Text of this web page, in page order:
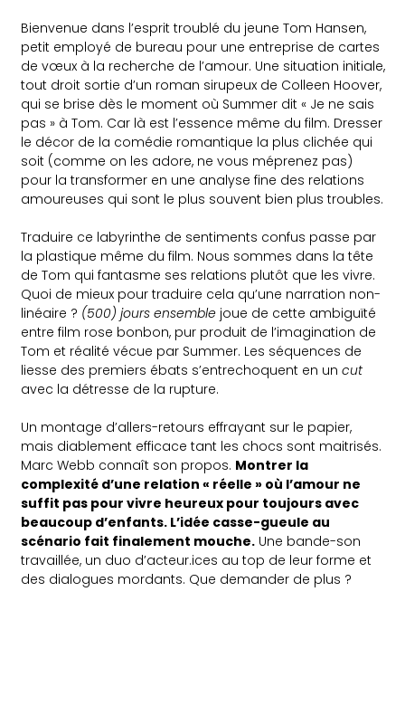
Bienvenue dans l’esprit troublé du jeune Tom Hansen,
petit employé de bureau pour une entreprise de cartes
de vœux à la recherche de l’amour. Une situation initiale,
tout droit sortie d’un roman sirupeux de Colleen Hoover,
qui se brise dès le moment où Summer dit « Je ne sais
pas » à Tom. Car là est l’essence même du film. Dresser
le décor de la comédie romantique la plus clichée qui
soit (comme on les adore, ne vous méprenez pas)
pour la transformer en une analyse fine des relations
amoureuses qui sont le plus souvent bien plus troubles.
Traduire ce labyrinthe de sentiments confus passe par
la plastique même du film. Nous sommes dans la tête
de Tom qui fantasme ses relations plutôt que les vivre.
Quoi de mieux pour traduire cela qu’une narration non-
linéaire ? (500) jours ensemble joue de cette ambiguïté
entre film rose bonbon, pur produit de l’imagination de
Tom et réalité vécue par Summer. Les séquences de
liesse des premiers ébats s’entrechoquent en uncut
avec la détresse de la rupture.
Un montage d’allers-retours effrayant sur le papier,
mais diablement efficace tant les chocs sont maitrisés.
Marc Webb connaît son propos. Montrer la
complexité d’une relation « réelle » où l’amour ne
suffit pas pour vivre heureux pour toujours avec
beaucoup d’enfants. L’idée casse-gueule au
scénario fait finalement mouche. Une bande-son
travaillée, un duo d’acteur.ices au top de leur forme et
des dialogues mordants. Que demander de plus ?